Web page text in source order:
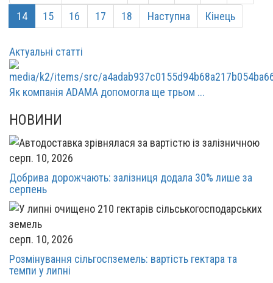
14
15 16 17 18 Наступна Кінець
Актуальні статті
Як компанія ADAMA допомогла ще трьом ...
НОВИНИ
серп. 10, 2026
Добрива дорожчають: залізниця додала 30% лише за
серпень
серп. 10, 2026
Розмінування сільгоспземель: вартість гектара та
темпи у липні